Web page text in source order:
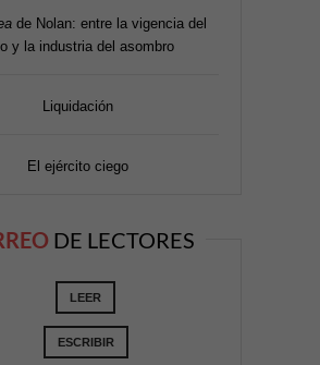
de Nolan: entre la vigencia del
y la industria del asombro
Liquidación
El ejército ciego
DE LECTORES
LEER
ESCRIBIR